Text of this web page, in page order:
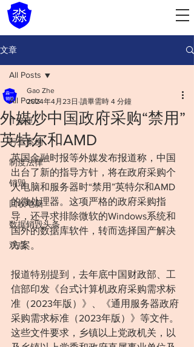
文章
All Posts
IT管理
行业案例
制度法律
销毁
回收电脑
数据销毁头条
观点
All Posts
外媒炒中国政府采购“禁用”
英特尔和AMD
Gao Zhe
2024年4月23日 讀畢需時 4 分鐘
英国金融时报等外媒发布报道称，中国
出台了新的指导方针，将在政府采购个
人电脑和服务器时“禁用”英特尔和AMD
的微处理器。这项严格的政府采购指
导，还寻求排除微软的Windows系统和
国外的数据库软件，转而选择国产解决
方案。
报道特别提到，去年底中国财政部、工
信部印发《台式计算机政府采购需求标
准（2023年版）》、《通用服务器政府
采购需求标准（2023年版）》等文件。
这些文件要求，乡镇以上党政机关，以